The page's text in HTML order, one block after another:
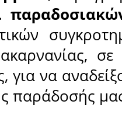
σε
για να
παράδοσής